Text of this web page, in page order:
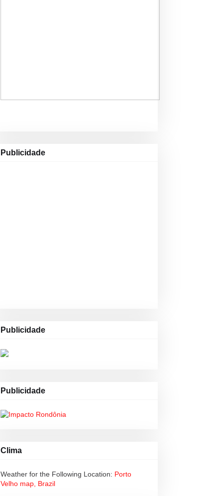
Publicidade
Publicidade
Publicidade
Clima
Weather for the Following Location: Porto
Velho map, Brazil